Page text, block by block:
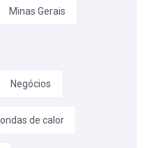
Minas Gerais
Negócios
ondas de calor